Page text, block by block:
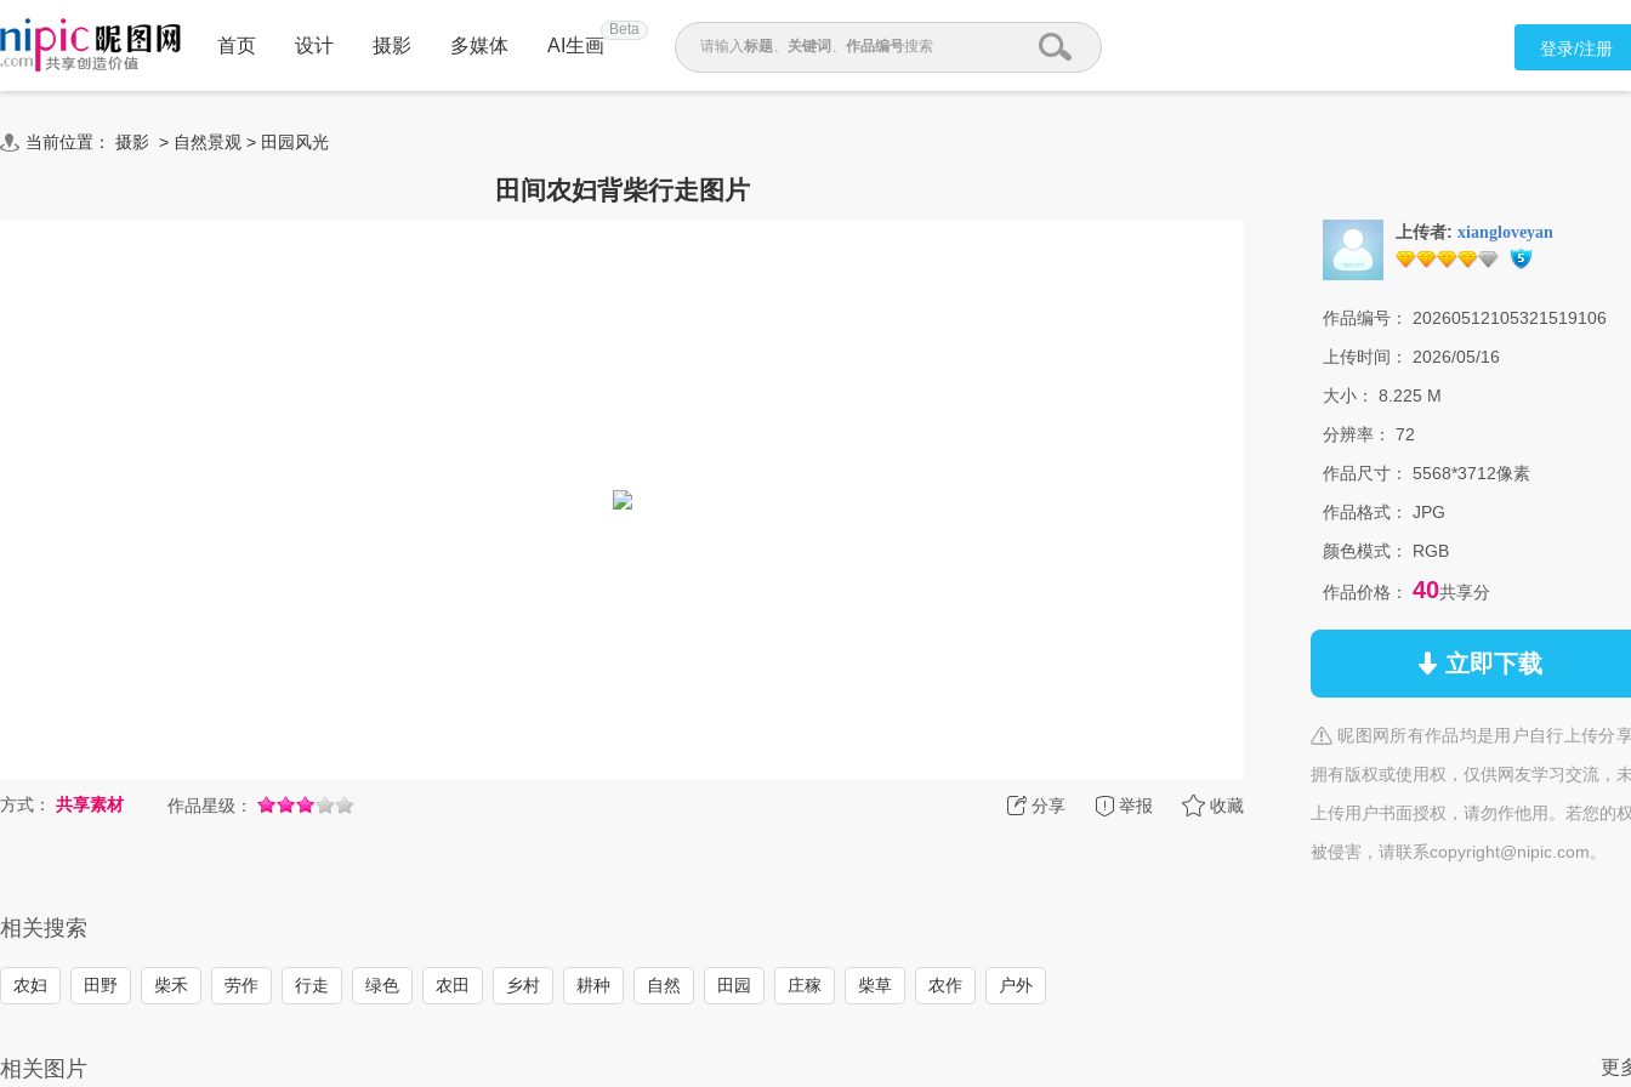
首页 设计 摄影 多媒体 AI生画
Beta
请输入标题、 关键词 、 作品编号搜索 登录/注册
当前位置： 摄影 > 自然景观 > 田园风光
田间农妇背柴行走图片
分享 举报 收藏
方式： 共享素材 作品星级：
上传者: xiangloveyan
作品编号：
20260512105321519106
上传时间：
2026/05/16
大小：
8.225 M
分辨率：
72
作品尺寸：
5568*3712像素
作品格式：
JPG
颜色模式：
RGB
作品价格： 40共享分
立即下载
昵图网所有作品均是用户自行上传分
拥有版权或使用权，仅供网友学习交流，
上传用户书面授权，请勿作他用。若您的
被侵害，请联系copyright@nipic.com。
相关搜索
农妇 田野 柴禾 劳作 行走 绿色 农田 乡村 耕种 自然 田园 庄稼 柴草 农作 户外
相关图片 更